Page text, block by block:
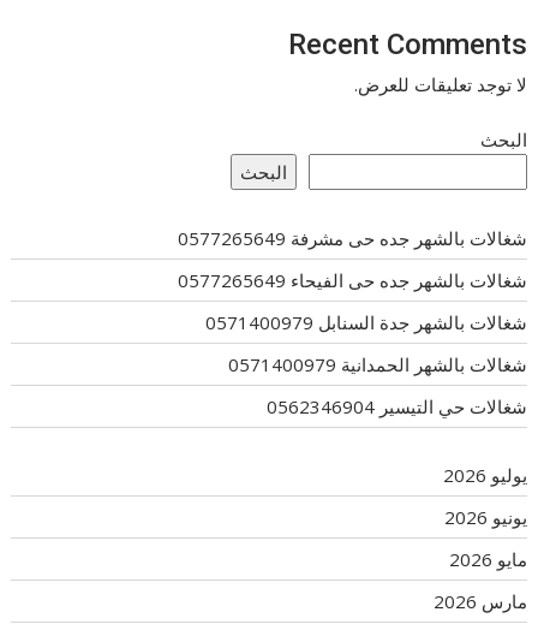
Recent Comments
لا توجد تعليقات للعرض.
البحث
البحث
شغالات بالشهر جده حى مشرفة 0577265649
شغالات بالشهر جده حى الفيحاء 0577265649
شغالات بالشهر جدة السنابل 0571400979
شغالات بالشهر الحمدانية 0571400979
شغالات حي التيسير 0562346904
يوليو 2026
يونيو 2026
مايو 2026
مارس 2026